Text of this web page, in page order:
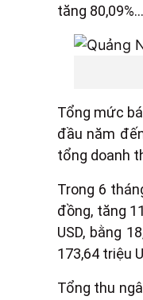
tăng 80,09%...
Tổng mức
đầu năm
tổng doanh
Trong 6
đồng, tăng
USD, bằng
173,64 triệu
Tổng thu